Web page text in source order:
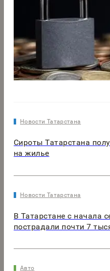
Новости Татарстана
Сироты Татарстана
на жилье
Новости Татарстана
В Татарстане с начала
пострадали почти 7
Авто